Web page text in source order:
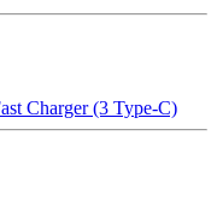
Charger (3 Type-C)